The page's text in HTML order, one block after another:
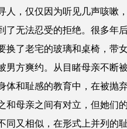
人，仅仅因为听见几声咳嗽
了无法忍受的拒绝。很多年
换了老宅的玻璃和桌椅，带
男方爽约。从目睹母亲不断
体和耻感的教育中，在被抛
和母亲之间有对立，但她们
同又相似，在形式上并列的